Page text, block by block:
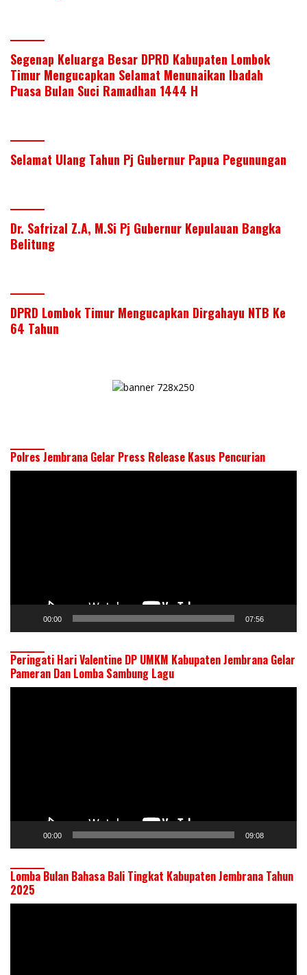
Segenap Keluarga Besar DPRD Kabupaten Lombok
Timur Mengucapkan Selamat Menunaikan Ibadah
Puasa Bulan Suci Ramadhan 1444 H
Selamat Ulang Tahun Pj Gubernur Papua Pegunungan
Dr. Safrizal Z.A, M.Si Pj Gubernur Kepulauan Bangka
Belitung
DPRD Lombok Timur Mengucapkan Dirgahayu NTB Ke
64 Tahun
Polres Jembrana Gelar Press Release Kasus Pencurian
00:00 07:56
Peringati Hari Valentine DP UMKM Kabupaten Jembrana Gelar
Pameran Dan Lomba Sambung Lagu
00:00 09:08
Lomba Bulan Bahasa Bali Tingkat Kabupaten Jembrana Tahun
2025